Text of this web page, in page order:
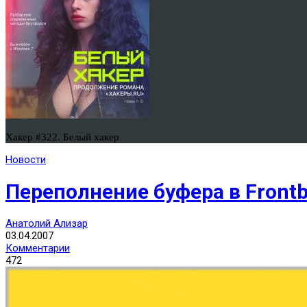
Хакер #322. Белый хакер
Новости
Переполнение буфера в
Анатолий Ализар
03.04.2007
Комментарии
472